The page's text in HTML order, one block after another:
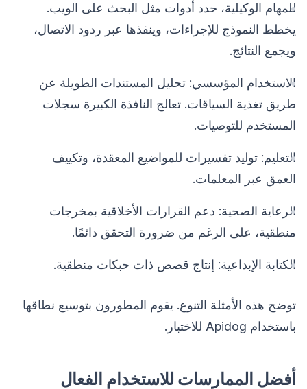
للمهام الوكيلية، حدد أدوات مثل البحث على الويب.
يخطط النموذج للإجراءات، وينفذها عبر ردود الاتصال،
ويجمع النتائج.
الاستخدام المؤسسي: تحليل المستندات الطويلة عن
طريق تغذية السياقات. تعالج النافذة الكبيرة سجلات
المستخدم للتوصيات.
التعليم: توليد تفسيرات للمواضيع المعقدة، وتكييف
العمق عبر المعلمات.
الرعاية الصحية: دعم القرارات الأخلاقية بمخرجات
منطقية، على الرغم من ضرورة التحقق دائمًا.
الكتابة الإبداعية: إنتاج قصص ذات حبكات منطقية.
توضح هذه الأمثلة التنوع. يقوم المطورون بتوسيع نطاقها
باستخدام Apidog للاختبار.
أفضل الممارسات للاستخدام الفعال